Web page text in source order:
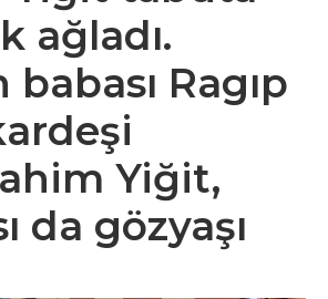
ağladı.
Ragıp
Yiğit,
da gözyaşı